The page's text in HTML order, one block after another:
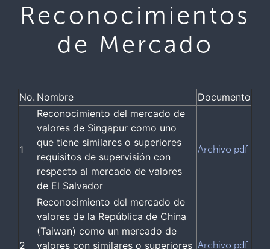
Reconocimientos
de Mercado
No. Nombre Documento
1
Reconocimiento del mercado de
valores de Singapur como uno
que tiene similares o superiores
requisitos de supervisión con
respecto al mercado de valores
de El Salvador
Archivo pdf
2
Reconocimiento del mercado de
valores de la República de China
(Taiwan) como un mercado de
valores con similares o superiores Archivo pdf